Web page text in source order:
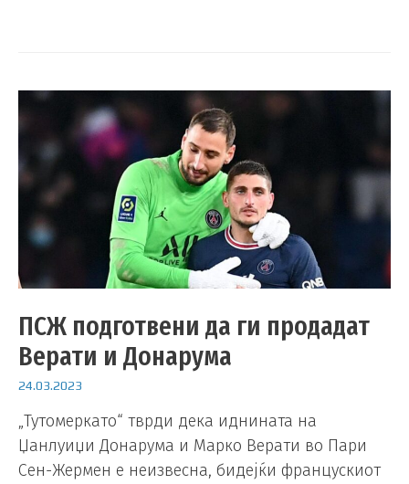
ПСЖ подготвени да ги продадат
Верати и Донарума
24.03.2023
„Тутомеркато“ тврди дека иднината на
Џанлуиџи Донарума и Марко Верати во Пари
Сен-Жермен е неизвесна, бидејќи францускиот